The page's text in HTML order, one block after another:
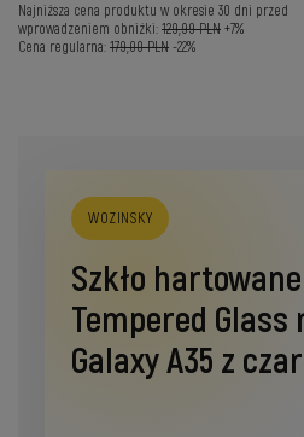
Najniższa cena produktu w okresie 30 dni przed
wprowadzeniem obniżki: 129,99 PLN +7%
Cena regularna: 179,00 PLN -22%
WOZINSKY
Szkło
Tempered Glass
Galaxy A35 z